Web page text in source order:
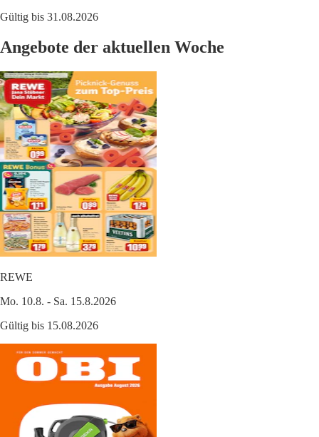
Gültig bis 31.08.2026
Angebote der aktuellen Woche
REWE
Mo. 10.8. - Sa. 15.8.2026
Gültig bis 15.08.2026